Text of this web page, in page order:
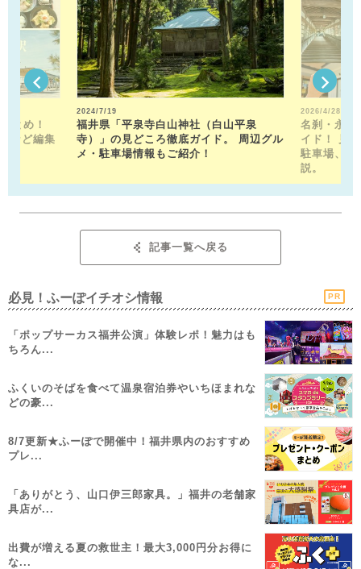
とめ！
など編集
2024/7/19
福井県「平泉寺白山神社（白山平泉
寺）」の見どころ徹底ガイド。 周辺グル
メ・駐車場情報もご紹介！
2026/4/28
名刹・永平
イド！ 見
駐車場、お
説。
記事一覧へ戻る
必見！ふーぽイチオシ情報 PR
「ポップサーカス福井公演」体験レポ！魅力はも
ちろん...
ふくいのそばを食べて温泉宿泊券やいちほまれな
どの豪...
8/7更新★ふーぽで開催中！福井県内のおすすめ
プレ...
「ありがとう、山口伊三郎家具。」福井の老舗家
具店が...
出費が増える夏の救世主！最大3,000円分お得に
な...